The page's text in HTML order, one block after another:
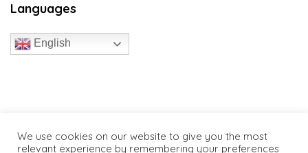
Languages
English
We use cookies on our website to give you the most
relevant experience by remembering your preferences